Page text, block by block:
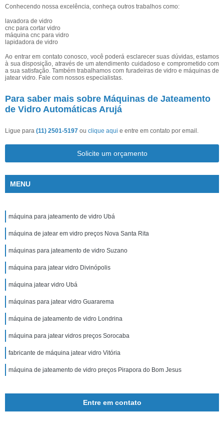
Conhecendo nossa excelência, conheça outros trabalhos como:
lavadora de vidro
cnc para cortar vidro
máquina cnc para vidro
lapidadora de vidro
Ao entrar em contato conosco, você poderá esclarecer suas dúvidas, estamos
à sua disposição, através de um atendimento cuidadoso e comprometido com
a sua satisfação. Também trabalhamos com furadeiras de vidro e máquinas de
jatear vidro. Fale com nossos especialistas.
Para saber mais sobre Máquinas de Jateamento
de Vidro Automáticas Arujá
Ligue para (11) 2501-5197 ou clique aqui e entre em contato por email.
Solicite um orçamento
MENU
máquina para jateamento de vidro Ubá
máquina de jatear em vidro preços Nova Santa Rita
máquinas para jateamento de vidro Suzano
máquina para jatear vidro Divinópolis
máquina jatear vidro Ubá
máquinas para jatear vidro Guararema
máquina de jateamento de vidro Londrina
máquina para jatear vidros preços Sorocaba
fabricante de máquina jatear vidro Vitória
máquina de jateamento de vidro preços Pirapora do Bom Jesus
Entre em contato